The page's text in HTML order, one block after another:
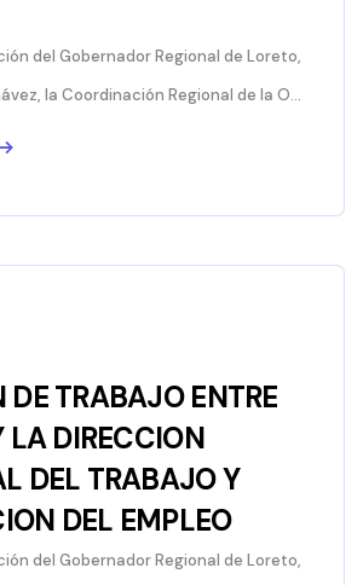
del Gobernador Regional de Loreto,
la Coordinación Regional de la O...
DE TRABAJO ENTRE
LA DIRECCION
DEL TRABAJO Y
DEL EMPLEO
del Gobernador Regional de Loreto,